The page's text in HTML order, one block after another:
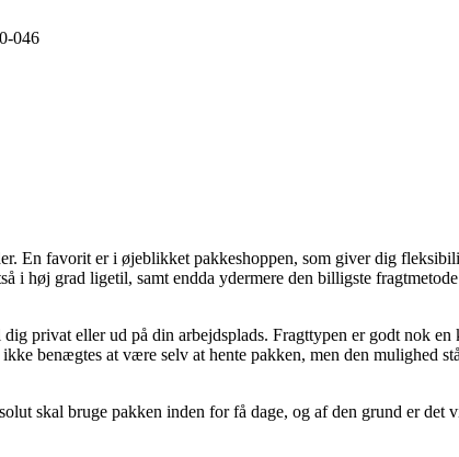
046
En favorit er i øjeblikket pakkeshoppen, som giver dig
i høj grad ligetil, samt endda ydermere den billigste
privat eller ud på din arbejdsplads. Fragttypen er godt nok en
benægtes at være selv at hente pakken, men den mulighed
skal bruge pakken inden for få dage, og af den grund er det